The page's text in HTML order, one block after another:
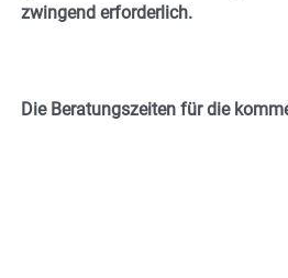
zwingend erforderlich.
Die Beratungszeiten für die